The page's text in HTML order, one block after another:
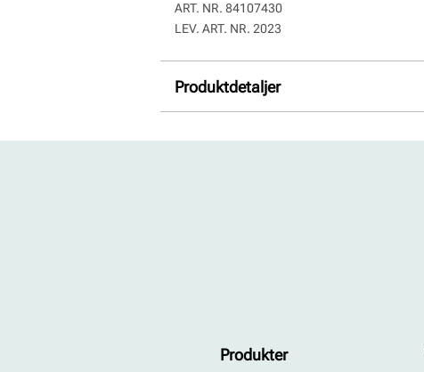
ART. NR. 84107430
LEV. ART. NR. 2023
Produktdetaljer
Produkter